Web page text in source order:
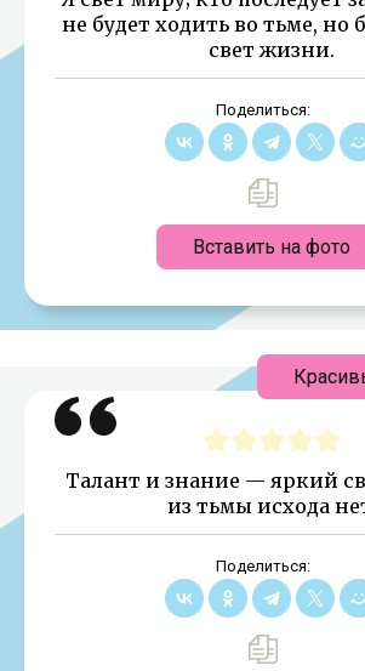
не будет ходить во тьме, но
свет жизни.
Поделиться:
Вставить на фото
Талант и знание — яркий
из тьмы исхода
Поделиться: